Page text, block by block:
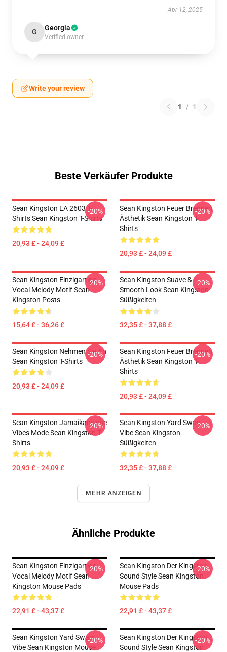
Apr 12, 2025
G Georgia
Verified owner
Write your review
1 / 1
Beste Verkäufer Produkte
Sean Kingston LA 2603 T-
Shirts Sean Kingston T-Shirts
20,93 £ - 24,09 £
-20%
Sean Kingston Feuer Brennen
Ästhetik Sean Kingston T-
Shirts
20,93 £ - 24,09 £
-20%
Sean Kingston Einzigartige
Vocal Melody Motif Sean
Kingston Posts
15,64 £ - 36,26 £
-20%
Sean Kingston Suave &
Smooth Look Sean Kingston
Süßigkeiten
32,35 £ - 37,88 £
-20%
Sean Kingston Nehmen Sie An
Sean Kingston T-Shirts
20,93 £ - 24,09 £
-20%
Sean Kingston Feuer Brennen
Ästhetik Sean Kingston T-
Shirts
20,93 £ - 24,09 £
-20%
Sean Kingston Jamaikanische
Vibes Mode Sean Kingston T-
Shirts
20,93 £ - 24,09 £
-20%
Sean Kingston Yard Swag
Vibe Sean Kingston
Süßigkeiten
32,35 £ - 37,88 £
-20%
MEHR ANZEIGEN
Ähnliche Produkte
Sean Kingston Einzigartige
Vocal Melody Motif Sean
Kingston Mouse Pads
22,91 £ - 43,37 £
-20%
Sean Kingston Der Kingston
Sound Style Sean Kingston
Mouse Pads
22,91 £ - 43,37 £
-20%
Sean Kingston Yard Swag
Vibe Sean Kingston Mouse
-20%
Sean Kingston Der Kingston
Sound Style Sean Kingston
-20%